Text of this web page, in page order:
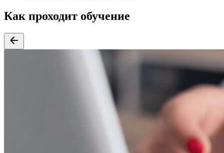
Как проходит обучение